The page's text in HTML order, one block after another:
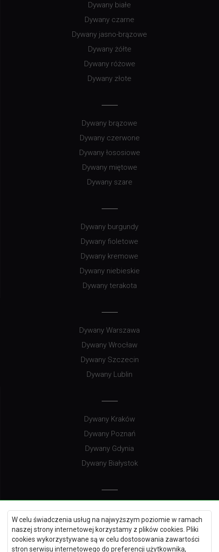
W celu świadczenia usług na najwyższym poziomie w ramach
naszej strony internetowej korzystamy z plików cookies. Pliki
cookies wykorzystywane są w celu dostosowania zawartości
stron serwisu internetowego do preferencji użytkownika,
Dywany białe
Dywany czarne
Dywany jasno-brązowe
Dywany żółte
Dywany różowe
Dywany złote
Dywany brązowe
Dywany czerwone
Dywany łososiowe
Dywany miętowe
Dywany szare
Dywany burgundy
Dywany fioletowe
Dywany kremowe
Dywany niebieskie
Dywany terakota
Dywany Warszawa
Dywany Wrocław
Dywany Szczecin
Dywany Lublin
Dywany Kraków
Dywany Poznań
Dywany Gdynia
Dywany Białystok
Dywany Gdańsk
Dywany Toruń